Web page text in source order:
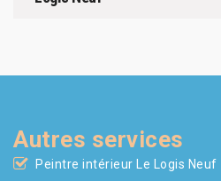
Autres services
Peintre intérieur Le Logis Neuf